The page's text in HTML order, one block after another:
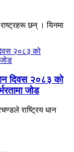
छन् । यिनमा
दिवस २०८३ को
जोड
राष्ट्रिय धान